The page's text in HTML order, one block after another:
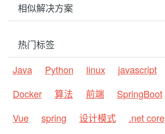
相似解决方案
热门标签
Java
Python linux javascript
Docker
算法 前端 SpringBoot
Vue
spring 设计模式 .net core